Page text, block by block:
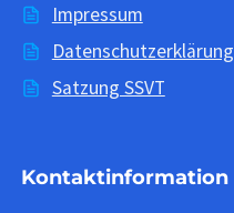
Impressum
Datenschutzerklärung
Satzung SSVT
Kontaktinformation